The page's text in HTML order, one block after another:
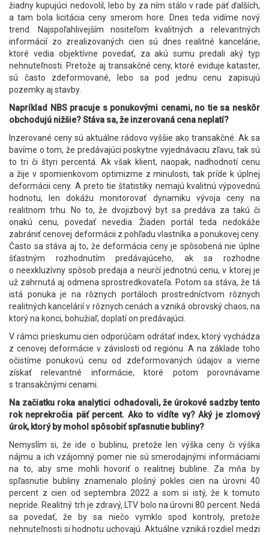
žiadny kupujúci nedovolil, lebo by za ním stálo v rade päť ďalších,
a tam bola licitácia ceny smerom hore. Dnes teda vidíme nový
trend. Najspoľahlivejším nositeľom kvalitných a relevantných
informácií zo zrealizovaných cien sú dnes realitné kancelárie,
ktoré vedia objektívne povedať, za akú sumu predali aký typ
nehnuteľnosti. Pretože aj transakčné ceny, ktoré eviduje kataster,
sú často zdeformované, lebo sa pod jednu cenu zapisujú
pozemky aj stavby.
Napríklad NBS pracuje s ponukovými cenami, no tie sa neskôr
obchodujú nižšie? Stáva sa, že inzerovaná cena neplatí?
Inzerované ceny sú aktuálne rádovo vyššie ako transakčné. Ak sa
bavíme o tom, že predávajúci poskytne vyjednávaciu zľavu, tak sú
to tri či štyri percentá. Ak však klient, naopak, nadhodnotí cenu
a žije v spomienkovom optimizme z minulosti, tak príde k úplnej
deformácii ceny. A preto tie štatistiky nemajú kvalitnú výpovednú
hodnotu, len dokážu monitorovať dynamiku vývoja ceny na
realitnom trhu. No to, že dvojizbový byt sa predáva za takú či
onakú cenu, povedať nevedia. Žiaden portál teda nedokáže
zabrániť cenovej deformácii z pohľadu vlastníka a ponukovej ceny.
Často sa stáva aj to, že deformácia ceny je spôsobená nie úplne
šťastným rozhodnutím predávajúceho, ak sa rozhodne
o neexkluzívny spôsob predaja a neurčí jednotnú cenu, v ktorej je
už zahrnutá aj odmena sprostredkovateľa. Potom sa stáva, že tá
istá ponuka je na rôznych portáloch prostredníctvom rôznych
realitných kancelárií v rôznych cenách a vzniká obrovský chaos, na
ktorý na konci, bohužiaľ, doplatí on predávajúci.
V rámci prieskumu cien odporúčam odrátať index, ktorý vychádza
z cenovej deformácie v závislosti od regiónu. A na základe toho
očistíme ponukovú cenu od zdeformovaných údajov a vieme
získať relevantné informácie, ktoré potom porovnávame
s transakčnými cenami.
Na začiatku roka analytici odhadovali, že úrokové sadzby tento
rok neprekročia päť percent. Ako to vidíte vy? Aký je zlomový
úrok, ktorý by mohol spôsobiť spľasnutie bubliny?
Nemyslím si, že ide o bublinu, pretože len výška ceny či výška
nájmu a ich vzájomný pomer nie sú smerodajnými informáciami
na to, aby sme mohli hovoriť o realitnej bubline. Za mňa by
spľasnutie bubliny znamenalo plošný pokles cien na úrovni 40
percent z cien od septembra 2022 a som si istý, že k tomuto
nepríde. Realitný trh je zdravý, LTV bolo na úrovni 80 percent. Nedá
sa povedať, že by sa niečo vymklo spod kontroly, pretože
nehnuteľnosti si hodnotu uchovajú. Aktuálne vzniká rozdiel medzi